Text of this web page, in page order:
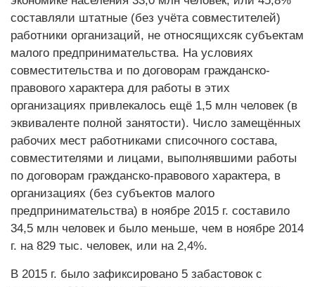
составляли штатные (без учёта совместителей)
работники организаций, не относящихсяк субъектам
малого предпринимательства. На условиях
совместительства и по договорам гражданско-
правового характера для работы в этих
организациях привлекалось ещё 1,5 млн человек (в
эквиваленте полной занятости). Число замещённых
рабочих мест работниками списочного состава,
совместителями и лицами, выполнявшими работы
по договорам гражданско-правового характера, в
организациях (без субъектов малого
предпринимательства) в ноябре 2015 г. составило
34,5 млн человек и было меньше, чем в ноябре 2014
г. на 829 тыс. человек, или на 2,4%.
В 2015 г. было зафиксировано 5 забастовок с